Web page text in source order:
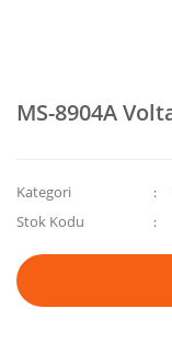
MS-8904A
Kategori
Stok Kodu